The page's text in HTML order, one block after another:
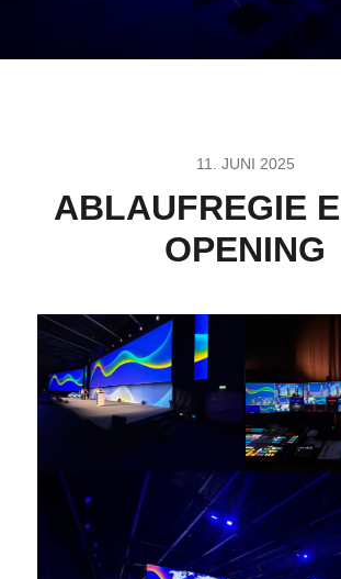
11. JUNI 2025
ABLAUFREGIE
OPENING